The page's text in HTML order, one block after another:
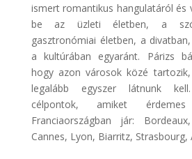
ismert romantikus hangulatáról és
be az üzleti életben, a
gasztronómiai életben, a
a kultúrában egyaránt. Párizs
hogy azon városok közé
legalább egyszer látnunk
célpontok, amiket
Franciaországban jár:
Cannes, Lyon, Biarritz, Strasbourg,